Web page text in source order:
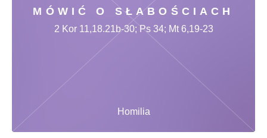
MÓWIĆ O SŁABOŚCIACH
Homilia
2 Kor 11,18.21b-30; Ps 34; Mt 6,19-23